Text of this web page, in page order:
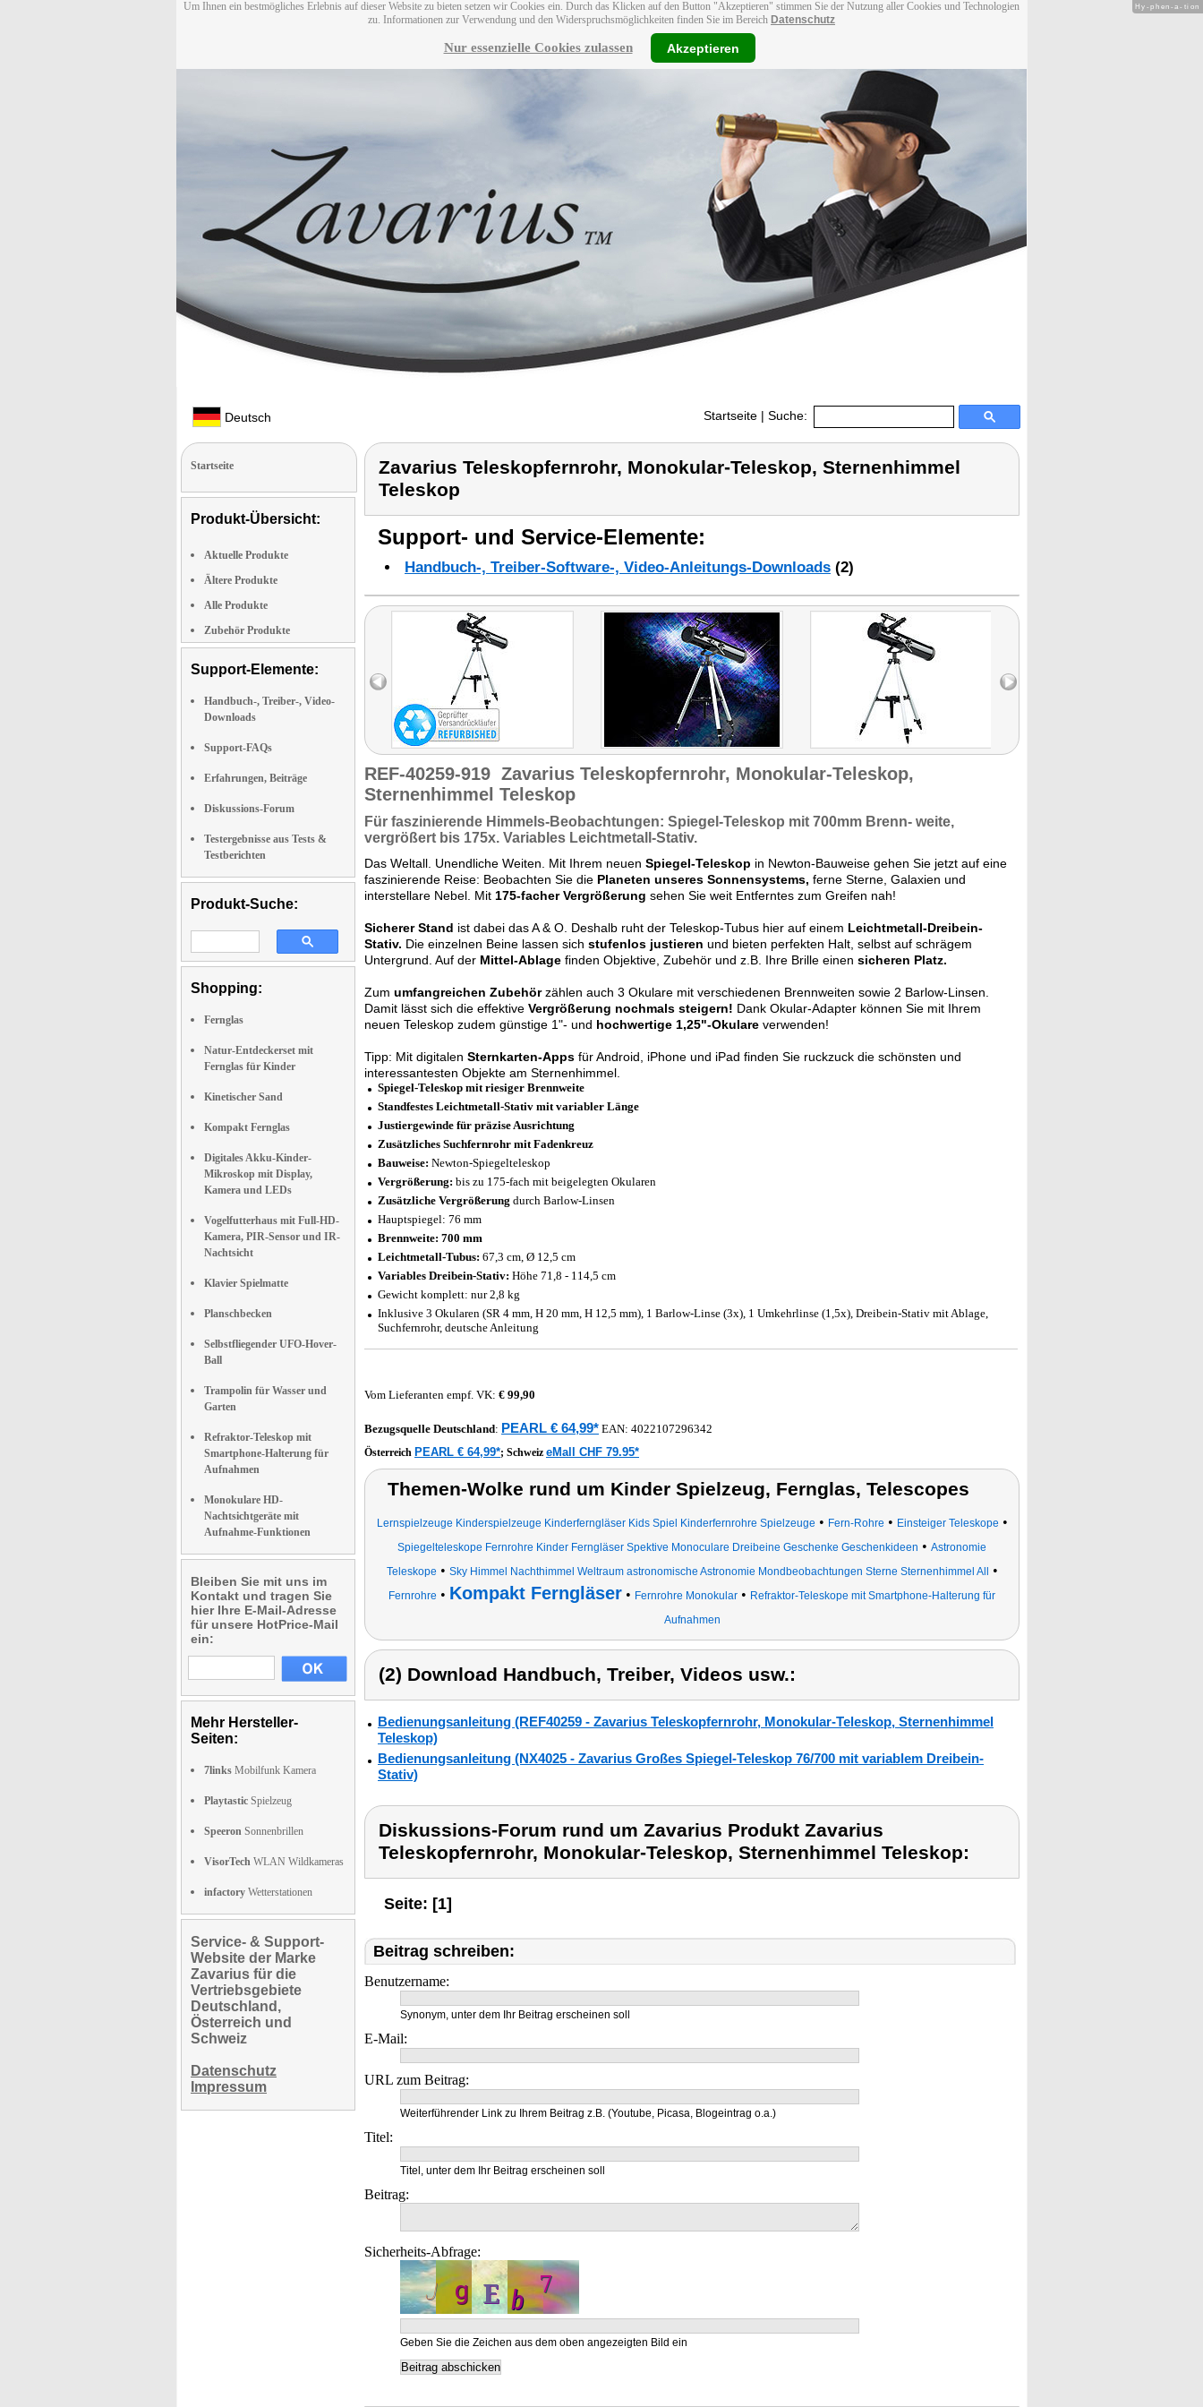
Um Ihnen ein bestmögliches Erlebnis auf dieser Website zu bieten setzen wir Cookies ein. Durch das Klicken auf den Button "Akzeptieren" stimmen Sie der Nutzung aller Cookies und Technologien
zu. Informationen zur Verwendung und den Widerspruchsmöglichkeiten finden Sie im Bereich Datenschutz
Nur essenzielle Cookies zulassen Akzeptieren
Deutsch Startseite | Suche:
Startseite
Produkt-Übersicht:
Aktuelle Produkte
Ältere Produkte
Alle Produkte
Zubehör Produkte
Support-Elemente:
Handbuch-, Treiber-, Video-
Downloads
Support-FAQs
Erfahrungen, Beiträge
Diskussions-Forum
Testergebnisse aus Tests &
Testberichten
Produkt-Suche:
Shopping:
Fernglas
Natur-Entdeckerset mit
Fernglas für Kinder
Kinetischer Sand
Kompakt Fernglas
Digitales Akku-Kinder-
Mikroskop mit Display,
Kamera und LEDs
Vogelfutterhaus mit Full-HD-
Kamera, PIR-Sensor und IR-
Nachtsicht
Klavier Spielmatte
Planschbecken
Selbstfliegender UFO-Hover-
Ball
Trampolin für Wasser und
Garten
Refraktor-Teleskop mit
Smartphone-Halterung für
Aufnahmen
Monokulare HD-
Nachtsichtgeräte mit
Aufnahme-Funktionen
Bleiben Sie mit uns im
Kontakt und tragen Sie
hier Ihre E-Mail-Adresse
für unsere HotPrice-Mail
ein:
Mehr Hersteller-
Seiten:
7links Mobilfunk Kamera
Playtastic Spielzeug
Speeron Sonnenbrillen
VisorTech WLAN Wildkameras
infactory Wetterstationen
Service- & Support-
Website der Marke
Zavarius für die
Vertriebsgebiete
Deutschland,
Österreich und
Schweiz
Datenschutz
Impressum
Zavarius Teleskopfernrohr, Monokular-Teleskop, Sternenhimmel
Teleskop
Support- und Service-Elemente:
Handbuch-, Treiber-Software-, Video-Anleitungs-Downloads (2)
REF-40259-919 Zavarius Teleskopfernrohr, Monokular-Teleskop,
Sternenhimmel Teleskop
Für faszinierende Himmels-Beobachtungen: Spiegel-Teleskop mit 700mm Brenn- weite,
vergrößert bis 175x. Variables Leichtmetall-Stativ.
Das Weltall. Unendliche Weiten. Mit Ihrem neuen Spiegel-Teleskop in Newton-Bauweise gehen Sie jetzt auf eine
faszinierende Reise: Beobachten Sie die Planeten unseres Sonnensystems, ferne Sterne, Galaxien und
interstellare Nebel. Mit 175-facher Vergrößerung sehen Sie weit Entferntes zum Greifen nah!
Sicherer Stand ist dabei das A & O. Deshalb ruht der Teleskop-Tubus hier auf einem Leichtmetall-Dreibein-
Stativ. Die einzelnen Beine lassen sich stufenlos justieren und bieten perfekten Halt, selbst auf schrägem
Untergrund. Auf der Mittel-Ablage finden Objektive, Zubehör und z.B. Ihre Brille einen sicheren Platz.
Zum umfangreichen Zubehörzählen auch 3 Okulare mit verschiedenen Brennweiten sowie 2 Barlow-Linsen.
Damit lässt sich die effektive Vergrößerung nochmals steigern! Dank Okular-Adapter können Sie mit Ihrem
neuen Teleskop zudem günstige 1"- und hochwertige 1,25"-Okulare verwenden!
Tipp: Mit digitalen Sternkarten-Apps für Android, iPhone und iPad finden Sie ruckzuck die schönsten und
interessantesten Objekte am Sternenhimmel.
Spiegel-Teleskop mit riesiger Brennweite
Standfestes Leichtmetall-Stativ mit variabler Länge
Justiergewinde für präzise Ausrichtung
Zusätzliches Suchfernrohr mit Fadenkreuz
Bauweise: Newton-Spiegelteleskop
Vergrößerung: bis zu 175-fach mit beigelegten Okularen
Zusätzliche Vergrößerung durch Barlow-Linsen
Hauptspiegel: 76 mm
Brennweite: 700 mm
Leichtmetall-Tubus: 67,3 cm, Ø 12,5 cm
Variables Dreibein-Stativ: Höhe 71,8 - 114,5 cm
Gewicht komplett: nur 2,8 kg
Inklusive 3 Okularen (SR 4 mm, H 20 mm, H 12,5 mm), 1 Barlow-Linse (3x), 1 Umkehrlinse (1,5x), Dreibein-Stativ mit Ablage,
Suchfernrohr, deutsche Anleitung
Vom Lieferanten empf. VK: € 99,90
Bezugsquelle Deutschland: PEARL € 64,99* EAN: 4022107296342
Österreich PEARL € 64,99*; Schweiz eMall CHF 79.95*
Themen-Wolke rund um Kinder Spielzeug, Fernglas, Telescopes
Lernspielzeuge Kinderspielzeuge Kinderferngläser Kids Spiel Kinderfernrohre Spielzeuge • Fern-Rohre • Einsteiger Teleskope •
Spiegelteleskope Fernrohre Kinder Ferngläser Spektive Monoculare Dreibeine Geschenke Geschenkideen • Astronomie
Teleskope • Sky Himmel Nachthimmel Weltraum astronomische Astronomie Mondbeobachtungen Sterne Sternenhimmel All •
Fernrohre • Kompakt Ferngläser • Fernrohre Monokular • Refraktor-Teleskope mit Smartphone-Halterung für
Aufnahmen
(2) Download Handbuch, Treiber, Videos usw.:
Bedienungsanleitung (REF40259 - Zavarius Teleskopfernrohr, Monokular-Teleskop, Sternenhimmel
Teleskop)
Bedienungsanleitung (NX4025 - Zavarius Großes Spiegel-Teleskop 76/700 mit variablem Dreibein-
Stativ)
Diskussions-Forum rund um Zavarius Produkt Zavarius
Teleskopfernrohr, Monokular-Teleskop, Sternenhimmel Teleskop:
Seite: [1]
Beitrag schreiben:
Benutzername:
Synonym, unter dem Ihr Beitrag erscheinen soll
E-Mail:
URL zum Beitrag:
Weiterführender Link zu Ihrem Beitrag z.B. (Youtube, Picasa, Blogeintrag o.a.)
Titel:
Titel, unter dem Ihr Beitrag erscheinen soll
Beitrag:
Sicherheits-Abfrage:
Geben Sie die Zeichen aus dem oben angezeigten Bild ein
Hy-phen-a-tion